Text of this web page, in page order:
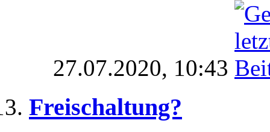
27.07.2020, 10:43
Freischaltung?